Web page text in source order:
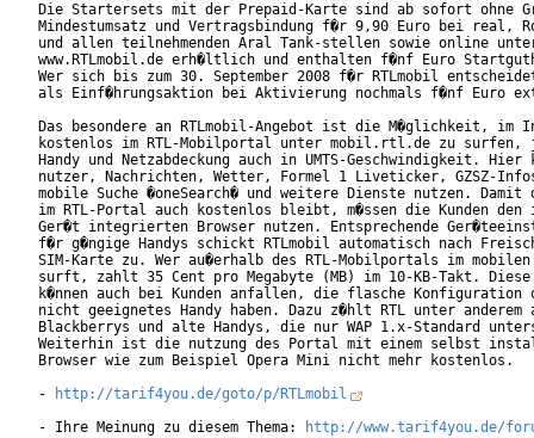
Die Startersets mit der Prepaid-Karte sind ab sofort ohne
Mindestumsatz und Vertragsbindung f�r 9,90 Euro bei real,
und allen teilnehmenden Aral Tank-stellen sowie online
www.RTLmobil.de erh�ltlich und enthalten f�nf Euro
Wer sich bis zum 30. September 2008 f�r RTLmobil
als Einf�hrungsaktion bei Aktivierung nochmals f�nf Euro
Das besondere an RTLmobil-Angebot ist die M�glichkeit, im
kostenlos im RTL-Mobilportal unter mobil.rtl.de zu surfen,
Handy und Netzabdeckung auch in UMTS-Geschwindigkeit. Hier
nutzer, Nachrichten, Wetter, Formel 1 Liveticker, GZSZ-
mobile Suche �oneSearch� und weitere Dienste nutzen. Damit
im RTL-Portal auch kostenlos bleibt, m�ssen die Kunden den
Ger�t integrierten Browser nutzen. Entsprechende
f�r g�ngige Handys schickt RTLmobil automatisch nach
SIM-Karte zu. Wer au�erhalb des RTL-Mobilportals im
surft, zahlt 35 Cent pro Megabyte (MB) im 10-KB-Takt. Diese
k�nnen auch bei Kunden anfallen, die flasche Konfiguration
nicht geeignetes Handy haben. Dazu z�hlt RTL unter anderem
Blackberrys und alte Handys, die nur WAP 1.x-Standard
Weiterhin ist die nutzung des Portal mit einem selbst
Browser wie zum Beispiel Opera Mini nicht mehr
-
http://tarif4you.de/goto/p/RTLmobil
- Ihre Meinung zu diesem Thema:
http://www.tarif4you.de/